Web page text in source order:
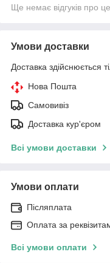
Ще немає відгуків про
Умови доставки
Доставка здійснюється
Нова Пошта
Самовивіз
Доставка кур'єром
Всі умови доставки
Умови оплати
Післяплата
Оплата за
Всі умови оплати